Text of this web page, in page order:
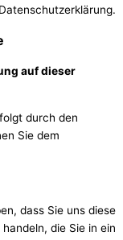
auf dieser
durch den
Sie dem
dass Sie uns diese
die Sie in ein